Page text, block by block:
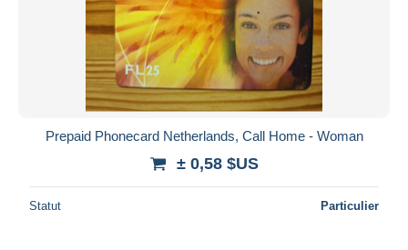
Prepaid Phonecard Netherlands, Call Home - Woman
± 0,58 $US
Statut Particulier